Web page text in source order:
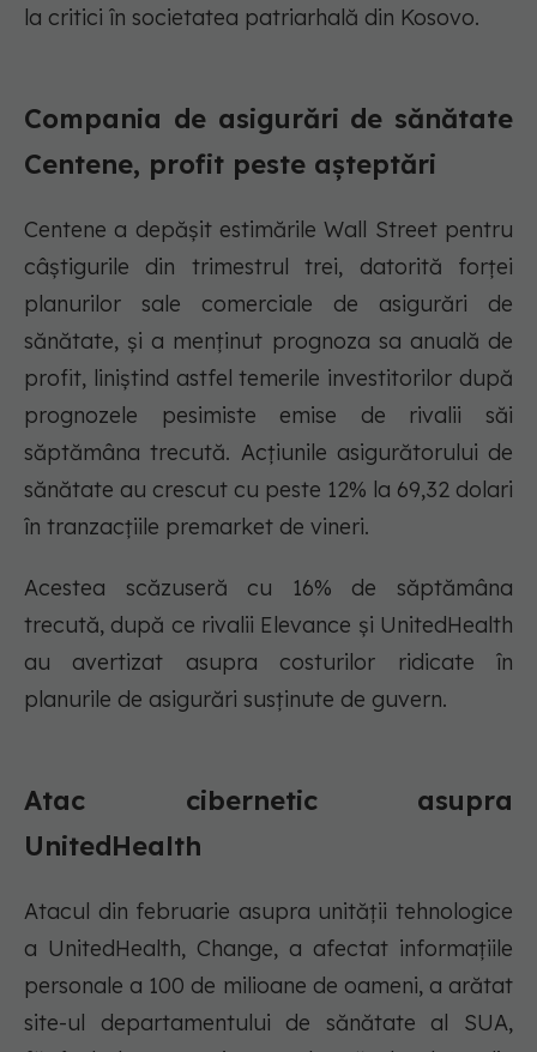
la critici în societatea patriarhală din Kosovo.
Compania de asigurări de sănătate
Centene, profit peste așteptări
Centene a depășit estimările Wall Street pentru
câștigurile din trimestrul trei, datorită forței
planurilor sale comerciale de asigurări de
sănătate, și a menținut prognoza sa anuală de
profit, liniștind astfel temerile investitorilor după
prognozele pesimiste emise de rivalii săi
săptămâna trecută. Acțiunile asigurătorului de
sănătate au crescut cu peste 12% la 69,32 dolari
în tranzacțiile premarket de vineri.
Acestea scăzuseră cu 16% de săptămâna
trecută, după ce rivalii Elevance și UnitedHealth
au avertizat asupra costurilor ridicate în
planurile de asigurări susținute de guvern.
Atac cibernetic asupra
UnitedHealth
Atacul din februarie asupra unității tehnologice
a UnitedHealth, Change, a afectat informațiile
personale a 100 de milioane de oameni, a arătat
site-ul departamentului de sănătate al SUA,